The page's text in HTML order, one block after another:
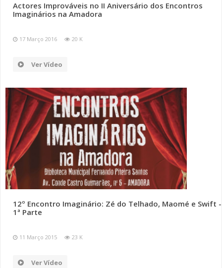
Actores Improváveis no II Aniversário dos Encontros
Imaginários na Amadora
17 Março 2016 20 K
Ver Vídeo
12º Encontro Imaginário: Zé do Telhado, Maomé e Swift -
1ª Parte
11 Março 2015 23 K
Ver Vídeo